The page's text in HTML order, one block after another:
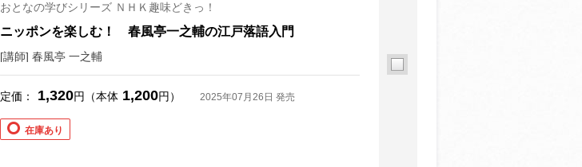
おとなの学びシリーズ ＮＨＫ趣味どきっ！
ニッポンを楽しむ！ 春風亭一之輔の江戸落語入門
[講師] 春風亭 一之輔
定価： 1,320円（本体 1,200円） 2025年07月26日 発売
在庫あり